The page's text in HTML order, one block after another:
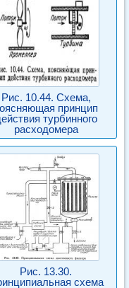
Рис. 10.44. Схема,
принцип
турбинного
расходомера
Рис. 13.30.
схема